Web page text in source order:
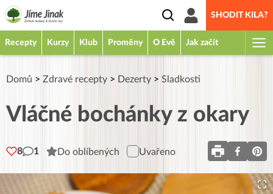
SHODIT KILA?
Recepty Kurzy Klub Proměny O Evě Jak začít
Domů > Zdravé recepty > Dezerty > Sladkosti
Vláčné bochánky z okary
8 1 Do oblíbených Uvařeno